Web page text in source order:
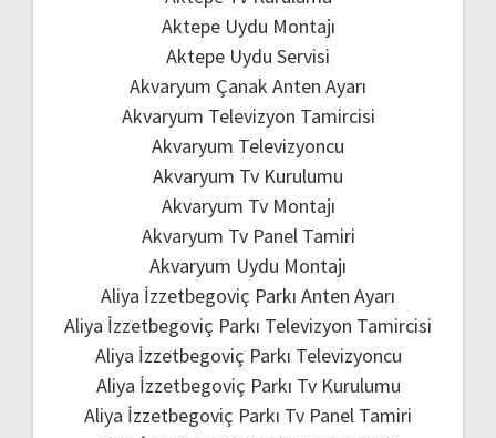
Aktepe Uydu Montajı
Aktepe Uydu Servisi
Akvaryum Çanak Anten Ayarı
Akvaryum Televizyon Tamircisi
Akvaryum Televizyoncu
Akvaryum Tv Kurulumu
Akvaryum Tv Montajı
Akvaryum Tv Panel Tamiri
Akvaryum Uydu Montajı
Aliya İzzetbegoviç Parkı Anten Ayarı
Aliya İzzetbegoviç Parkı Televizyon Tamircisi
Aliya İzzetbegoviç Parkı Televizyoncu
Aliya İzzetbegoviç Parkı Tv Kurulumu
Aliya İzzetbegoviç Parkı Tv Panel Tamiri